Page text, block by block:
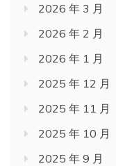
2026 年 3 月
2026 年 2 月
2026 年 1 月
2025 年 12 月
2025 年 11 月
2025 年 10 月
2025 年 9 月